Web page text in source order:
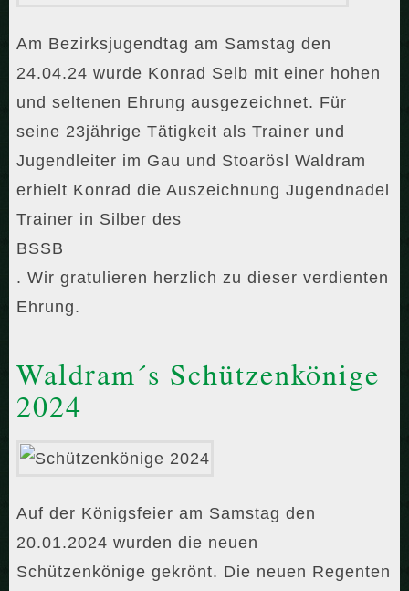
Am Bezirksjugendtag am Samstag den
24.04.24 wurde Konrad Selb mit einer hohen
und seltenen Ehrung ausgezeichnet. Für
seine 23jährige Tätigkeit als Trainer und
Jugendleiter im Gau und Stoarösl Waldram
erhielt Konrad die Auszeichnung Jugendnadel
Trainer in Silber des
BSSB
. Wir gratulieren herzlich zu dieser verdienten
Ehrung.
Waldram´s Schützenkönige
2024
Auf der Königsfeier am Samstag den
20.01.2024 wurden die neuen
Schützenkönige gekrönt. Die neuen Regenten